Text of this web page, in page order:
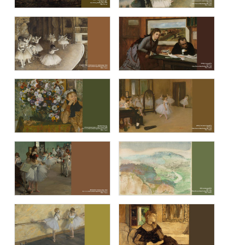
블루캔버스 명화추천5 블루캔버스 명화추천6
블루캔버스 명화추천7 블루캔버스 명화추천8
블루캔버스 명화추천9